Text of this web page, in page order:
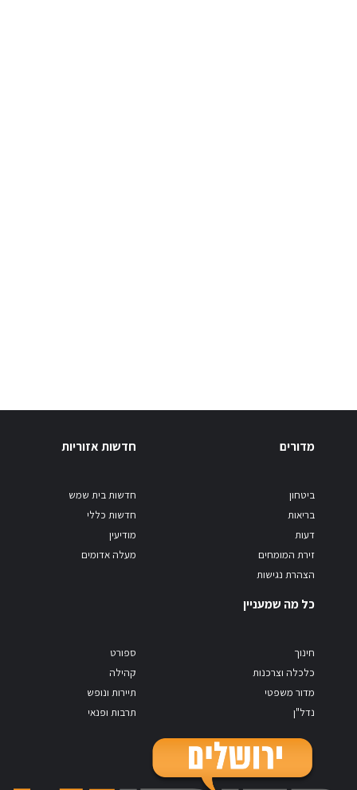
מדורים
ביטחון
בריאות
דעות
זירת המומחים
הצהרת נגישות
חדשות אזוריות
חדשות בית שמש
חדשות כללי
מודיעין
מעלה אדומים
כל מה שמעניין
חינוך
כלכלה וצרכנות
מדור משפטי
נדל"ן
ספורט
קהילה
תיירות ונופש
תרבות ופנאי